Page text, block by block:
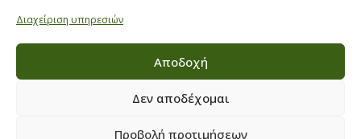
Διαχείριση υπηρεσιών
Αποδοχή
Δεν αποδέχομαι
Προβολή προτιμήσεων
Όροι & προϋποθέσεις διαγωνισμού
ΣΤΟΙΧΕΙΑ ΕΠΙΚΟΙΝΩΝΙΑΣ
Παπαναστασίου 209,